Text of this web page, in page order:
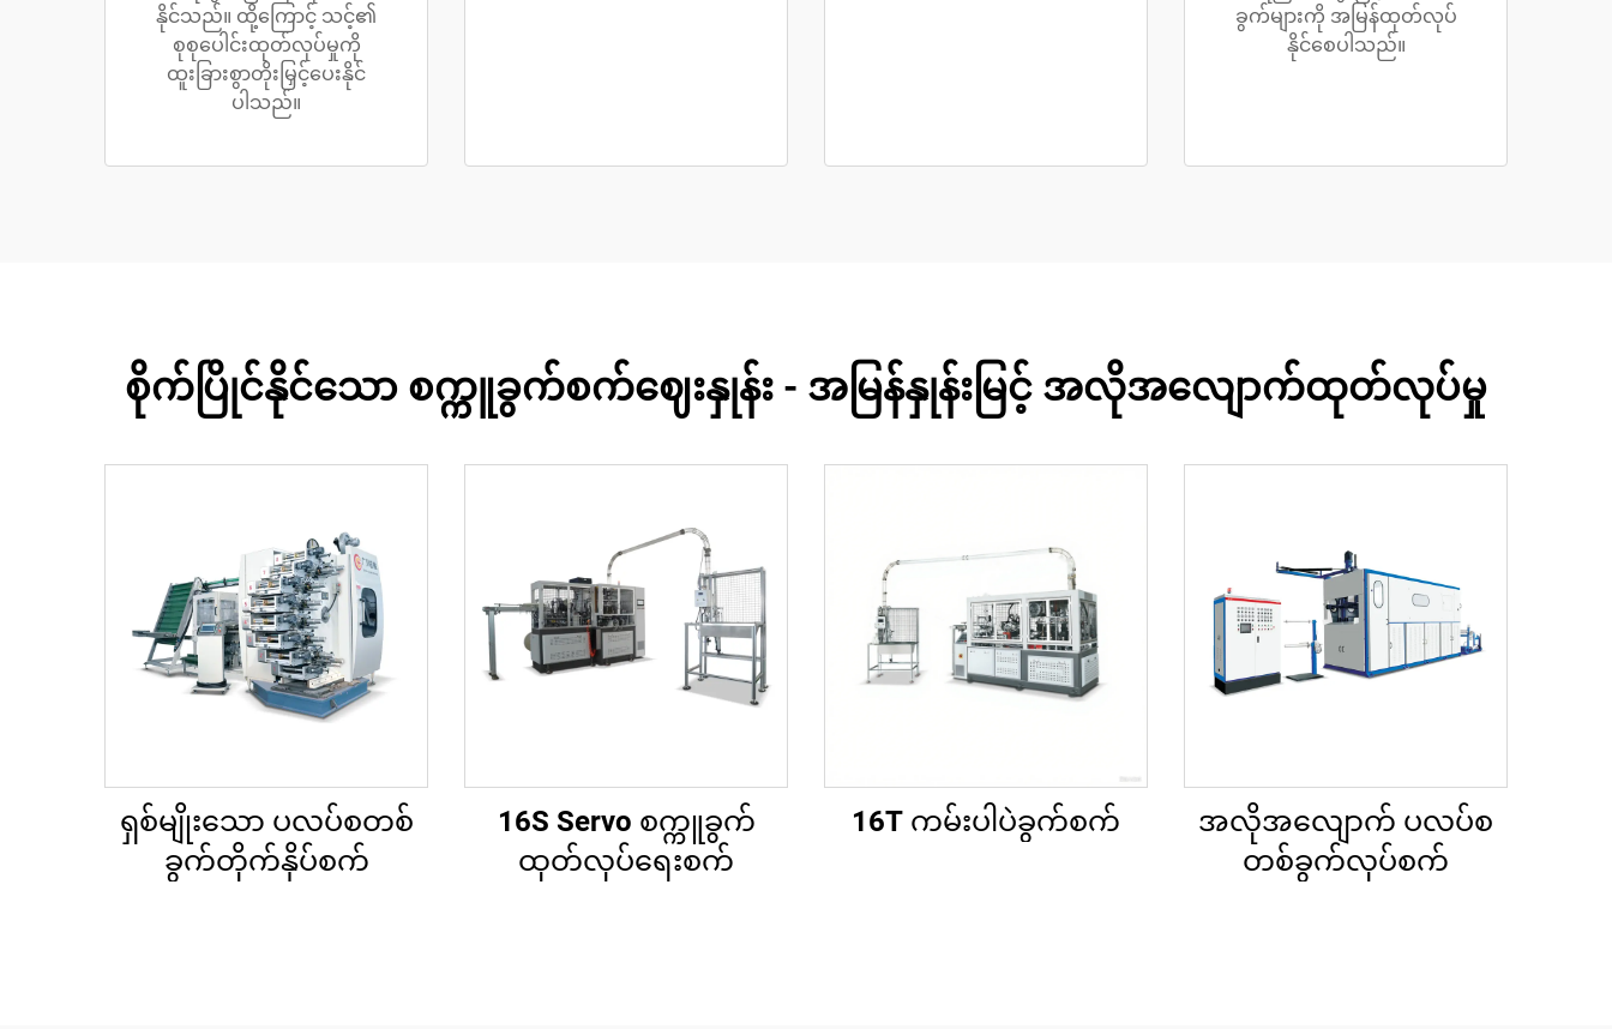
နိုင်သည်။ ထို့ကြောင့် သင့်၏
စုစုပေါင်းထုတ်လုပ်မှုကို
ထူးခြားစွာတိုးမြှင့်ပေးနိုင်
ပါသည်။
ခွက်များကို အမြန်ထုတ်လုပ်
နိုင်စေပါသည်။
စိုက်ပြိုင်နိုင်သော စက္ကူခွက်စက်ဈေးနှုန်း - အမြန်နှုန်းမြင့် အလိုအလျောက်ထုတ်လုပ်မှု
ရှစ်မျိုးသော ပလပ်စတစ်
ခွက်တိုက်နှိပ်စက်
16S Servo စက္ကူခွက်
ထုတ်လုပ်ရေးစက်
16T ကမ်းပါပဲခွက်စက်
အလိုအလျောက် ပလပ်စ
တစ်ခွက်လုပ်စက်